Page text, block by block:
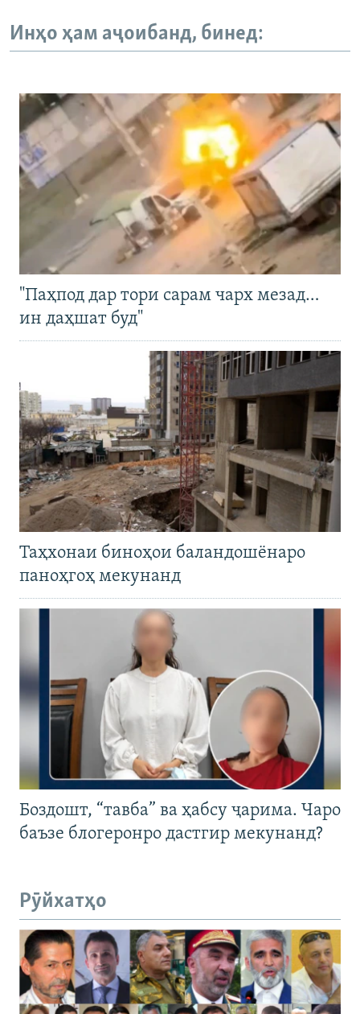
Инҳо ҳам аҷоибанд, бинед:
"Паҳпод дар тори сарам чарх мезад…
ин даҳшат буд"
Таҳхонаи биноҳои баландошёнаро
паноҳгоҳ мекунанд
Боздошт, “тавба” ва ҳабсу ҷарима. Чаро
баъзе блогеронро дастгир мекунанд?
Рӯйхатҳо